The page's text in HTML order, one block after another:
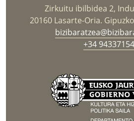
Zirkuitu ibilbidea 2,
20160 Lasarte-Oria.
+34